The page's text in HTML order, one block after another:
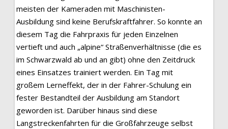
meisten der Kameraden mit Maschinisten-
Ausbildung sind keine Berufskraftfahrer. So konnte an
diesem Tag die Fahrpraxis für jeden Einzelnen
vertieft und auch „alpine“ Straßenverhältnisse (die es
im Schwarzwald ab und an gibt) ohne den Zeitdruck
eines Einsatzes trainiert werden. Ein Tag mit
großem Lerneffekt, der in der Fahrer-Schulung ein
fester Bestandteil der Ausbildung am Standort
geworden ist. Darüber hinaus sind diese
Langstreckenfahrten für die Großfahrzeuge selbst